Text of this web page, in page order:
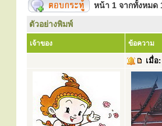
หน้า 1 จากทั้งหมด
ตัวอย่างพิมพ์
เจ้าของ ข้อความ
เมื่อ: